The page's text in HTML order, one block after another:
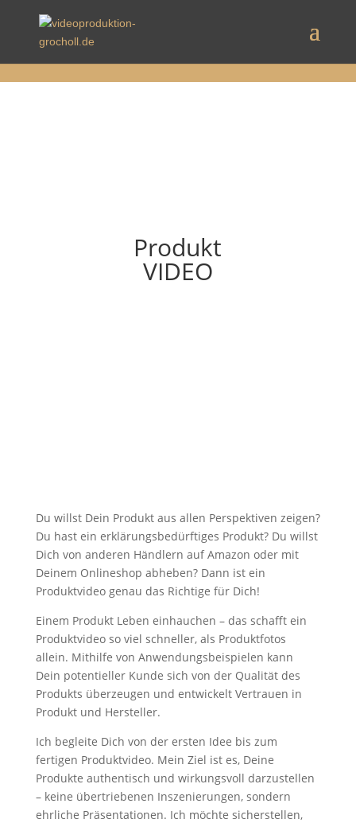
Produkt
VIDEO
Du willst Dein Produkt aus allen Perspektiven zeigen?
Du hast ein erklärungsbedürftiges Produkt? Du willst
Dich von anderen Händlern auf Amazon oder mit
Deinem Onlineshop abheben? Dann ist ein
Produktvideo genau das Richtige für Dich!
Einem Produkt Leben einhauchen – das schafft ein
Produktvideo so viel schneller, als Produktfotos
allein. Mithilfe von Anwendungsbeispielen kann
Dein potentieller Kunde sich von der Qualität des
Produkts überzeugen und entwickelt Vertrauen in
Produkt und Hersteller.
Ich begleite Dich von der ersten Idee bis zum
fertigen Produktvideo. Mein Ziel ist es, Deine
Produkte authentisch und wirkungsvoll darzustellen
– keine übertriebenen Inszenierungen, sondern
ehrliche Präsentationen. Ich möchte sicherstellen,